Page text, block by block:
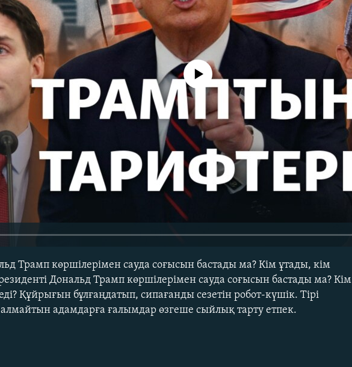
No media source currently available
Трамп көршілерімен сауда соғысын бастады ма? Кім ұтады, кім
Дональд Трамп көршілерімен сауда соғысын бастады ма? Кім
Құйрығын бұлғаңдатып, сипағанды сезетін робот-күшік. Тірі
адамдарға ғалымдар өзгеше сыйлық тарту етпек.